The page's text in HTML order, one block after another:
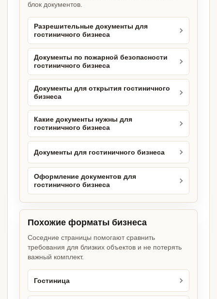
блок документов.
Разрешительные документы для
гостиничного бизнеса
Документы по пожарной безопасности
гостиничного бизнеса
Документы для открытия гостиничного
бизнеса
Какие документы нужны для
гостиничного бизнеса
Документы для гостиничного бизнеса
Оформление документов для
гостиничного бизнеса
Похожие форматы бизнеса
Соседние страницы помогают сравнить
требования для близких объектов и не потерять
важный комплект.
Гостиница